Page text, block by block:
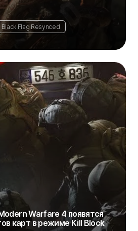
Flag Resynced
Warfare 4 появятся
карт в режиме Kill Block